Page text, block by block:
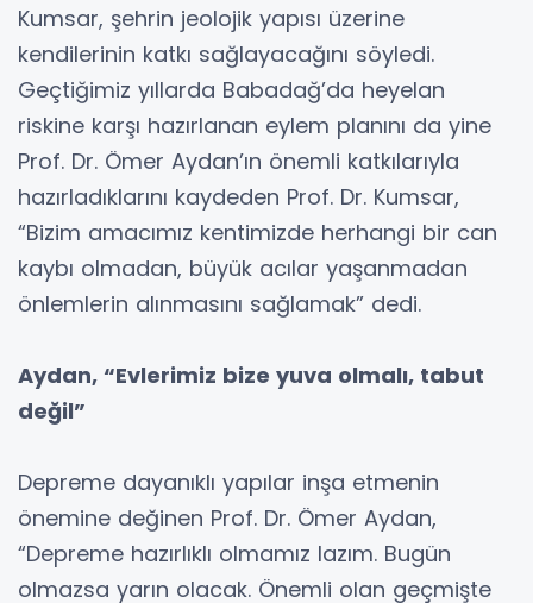
Kumsar, şehrin jeolojik yapısı üzerine
kendilerinin katkı sağlayacağını söyledi.
Geçtiğimiz yıllarda Babadağ’da heyelan
riskine karşı hazırlanan eylem planını da yine
Prof. Dr. Ömer Aydan’ın önemli katkılarıyla
hazırladıklarını kaydeden Prof. Dr. Kumsar,
“Bizim amacımız kentimizde herhangi bir can
kaybı olmadan, büyük acılar yaşanmadan
önlemlerin alınmasını sağlamak” dedi.
Aydan, “Evlerimiz bize yuva olmalı, tabut
değil”
Depreme dayanıklı yapılar inşa etmenin
önemine değinen Prof. Dr. Ömer Aydan,
“Depreme hazırlıklı olmamız lazım. Bugün
olmazsa yarın olacak. Önemli olan geçmişte